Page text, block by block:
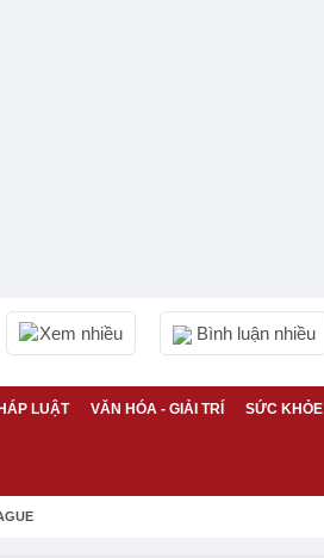
Xem nhiều Bình luận nhiều
LUẬT VĂN HÓA - GIẢI TRÍ SỨC KHỎE